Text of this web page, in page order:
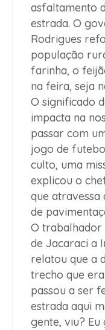
asfaltamento
estrada. O
Rodrigues
população
farinha, o
na feira, seja
O significado
impacta na
passar com
jogo de
culto, uma
explicou o
que
de
O trabalhador
de Jacaraci a
relatou que a
trecho que
passou a ser
estrada aqui
gente, viu?